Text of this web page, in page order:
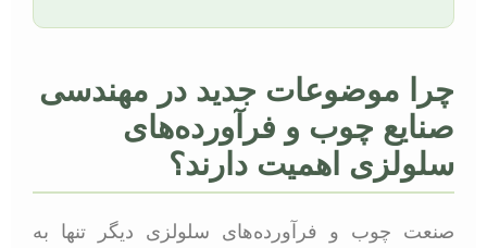
چرا موضوعات جدید در مهندسی
صنایع چوب و فرآورده‌های
سلولزی اهمیت دارند؟
صنعت چوب و فرآورده‌های سلولزی دیگر تنها به